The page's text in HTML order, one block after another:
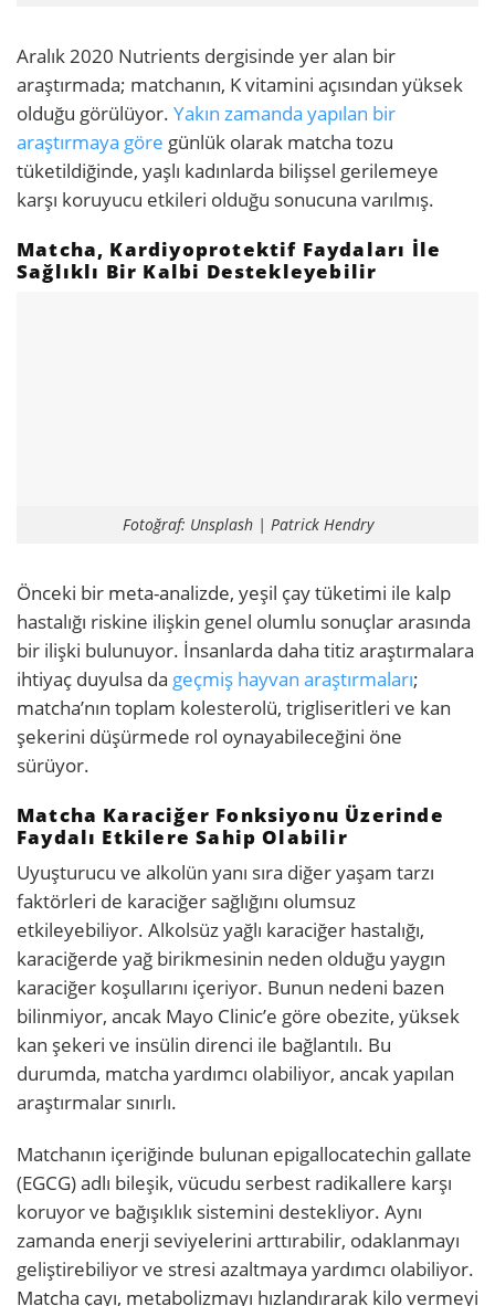
Aralık 2020 Nutrients dergisinde yer alan bir
araştırmada; matchanın, K vitamini açısından yüksek
olduğu görülüyor. Yakın zamanda yapılan bir
araştırmaya göre günlük olarak matcha tozu
tüketildiğinde, yaşlı kadınlarda bilişsel gerilemeye
karşı koruyucu etkileri olduğu sonucuna varılmış.
Matcha, Kardiyoprotektif Faydaları İle
Sağlıklı Bir Kalbi Destekleyebilir
Fotoğraf: Unsplash | Patrick Hendry
Önceki bir meta-analizde, yeşil çay tüketimi ile kalp
hastalığı riskine ilişkin genel olumlu sonuçlar arasında
bir ilişki bulunuyor. İnsanlarda daha titiz araştırmalara
ihtiyaç duyulsa da geçmiş hayvan araştırmaları;
matcha’nın toplam kolesterolü, trigliseritleri ve kan
şekerini düşürmede rol oynayabileceğini öne
sürüyor.
Matcha Karaciğer Fonksiyonu Üzerinde
Faydalı Etkilere Sahip Olabilir
Uyuşturucu ve alkolün yanı sıra diğer yaşam tarzı
faktörleri de karaciğer sağlığını olumsuz
etkileyebiliyor. Alkolsüz yağlı karaciğer hastalığı,
karaciğerde yağ birikmesinin neden olduğu yaygın
karaciğer koşullarını içeriyor. Bunun nedeni bazen
bilinmiyor, ancak Mayo Clinic’e göre obezite, yüksek
kan şekeri ve insülin direnci ile bağlantılı. Bu
durumda, matcha yardımcı olabiliyor, ancak yapılan
araştırmalar sınırlı.
Matchanın içeriğinde bulunan epigallocatechin gallate
(EGCG) adlı bileşik, vücudu serbest radikallere karşı
koruyor ve bağışıklık sistemini destekliyor. Aynı
zamanda enerji seviyelerini arttırabilir, odaklanmayı
geliştirebiliyor ve stresi azaltmaya yardımcı olabiliyor.
Matcha çayı, metabolizmayı hızlandırarak kilo vermeyi